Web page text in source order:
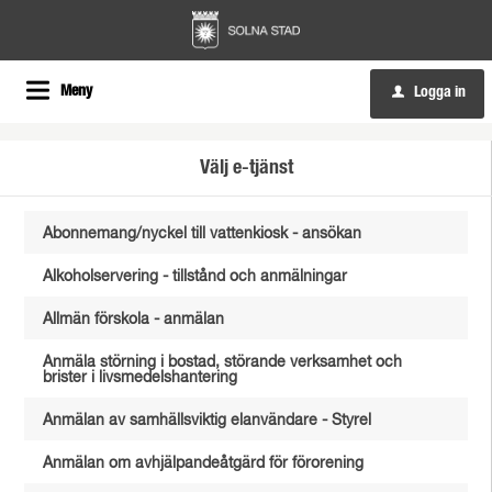
Meny u Logga in
Välj e-tjänst
Abonnemang/nyckel till vattenkiosk - ansökan
Alkoholservering - tillstånd och anmälningar
Allmän förskola - anmälan
Anmäla störning i bostad, störande verksamhet och
brister i livsmedelshantering
Anmälan av samhällsviktig elanvändare - Styrel
Anmälan om avhjälpandeåtgärd för förorening